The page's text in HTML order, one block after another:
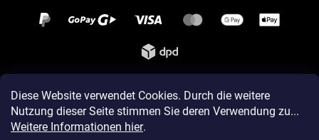
Diese Website verwendet Cookies. Durch die weitere
Nutzung dieser Seite stimmen Sie deren Verwendung zu...
Weitere Informationen hier.
Instagram